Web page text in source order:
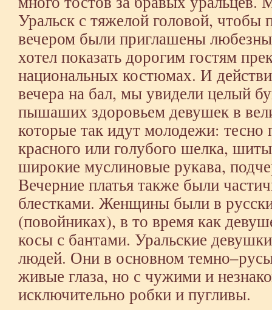
Уральск с тяжелой головой, чтобы
вечером были приглашены
хотел показать дорогим гостям
национальных костюмах. И
вечера на бал, мы увидели целый
пышаших здоровьем девушек в
которые так идут молодежи:
красного или голубого шелка,
широкие муслиновые рукава,
Вечерние платья также были
блестками. Женщины были в
(повойниках), в то время как
косы с бантами. Уральские
людей. Они в основном
живые глаза, но с чужими и
исключительно робки и пугливы.